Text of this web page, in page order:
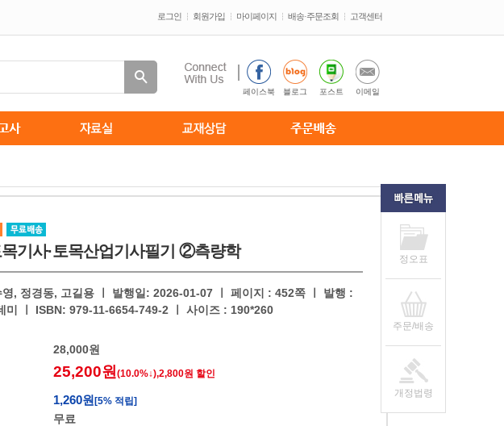
로그인 회원가입 마이페이지 배송·주문조회 고객센터
페이스북 블로그 포스트 이메일
기사·토목산업기사필기 ②측량학
, 정경동, 고길용 ㅣ 발행일: 2026-01-07 ㅣ 페이지 : 452쪽 ㅣ 발행 :
미 ㅣ ISBN: 979-11-6654-749-2 ㅣ 사이즈 : 190*260
28,000원
25,200원 (10.0%↓),2,800원 할인
1,260원 [5% 적립]
무료
정오표
주문/배송
개정법령